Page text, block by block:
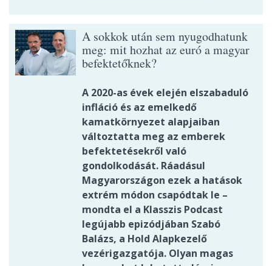
A sokkok után sem nyugodhatunk
meg: mit hozhat az euró a magyar
befektetőknek?
A 2020-as évek elején elszabaduló
infláció és az emelkedő
kamatkörnyezet alapjaiban
változtatta meg az emberek
befektetésekről való
gondolkodását. Ráadásul
Magyarországon ezek a hatások
extrém módon csapódtak le –
mondta el a Klasszis Podcast
legújabb epizódjában Szabó
Balázs, a Hold Alapkezelő
vezérigazgatója. Olyan magas